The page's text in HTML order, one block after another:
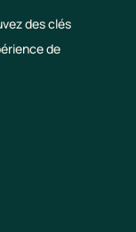
des clés
de